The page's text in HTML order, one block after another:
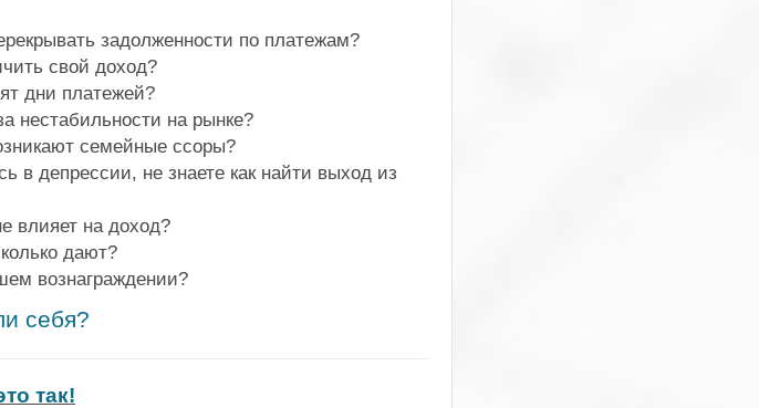
задолженности по платежам?
свой доход?
дни платежей?
нестабильности на рынке?
семейные ссоры?
в депрессии, не знаете как найти выход из
влияет на доход?
дают?
вознаграждении?
себя?
так!